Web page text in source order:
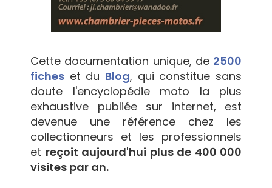
Cette documentation unique, de 2500
fiches et du Blog, qui constitue sans
doute l'encyclopédie moto la plus
exhaustive publiée sur internet, est
devenue une référence chez les
collectionneurs et les professionnels
et reçoit aujourd'hui plus de 400 000
visites par an.